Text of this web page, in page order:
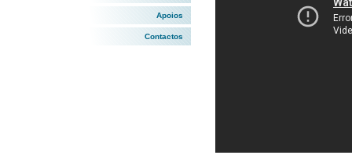
Apoios
Contactos